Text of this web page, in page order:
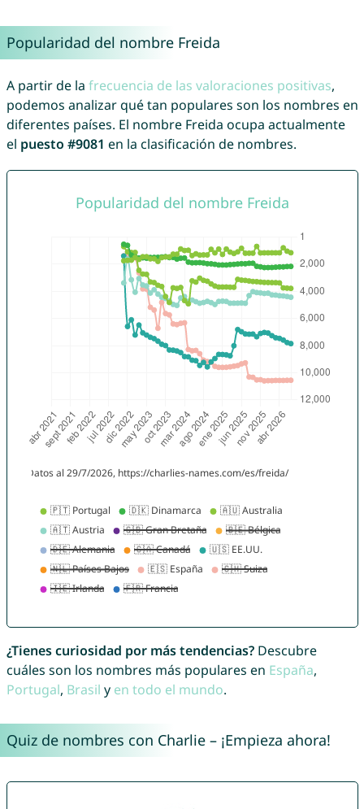
Popularidad del nombre Freida
A partir de la frecuencia de las valoraciones positivas,
podemos analizar qué tan populares son los nombres en
diferentes países. El nombre Freida ocupa actualmente
el puesto #9081 en la clasificación de nombres.
¿Tienes curiosidad por más tendencias?Descubre
cuáles son los nombres más populares en España,
Portugal, Brasil y en todo el mundo.
Quiz de nombres con Charlie – ¡Empieza ahora!